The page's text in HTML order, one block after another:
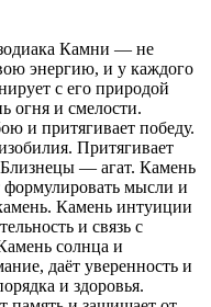
Камни — не
энергию, и у каждого
с его природой
огня и смелости.
и притягивает победу.
Притягивает
— агат. Камень
мысли и
Камень интуиции
и связь с
солнца и
даёт уверенность и
и здоровья.